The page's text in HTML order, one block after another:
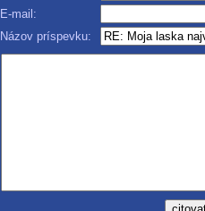
E-mail:
Názov príspevku: